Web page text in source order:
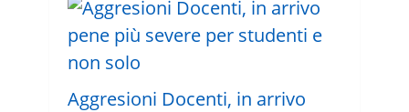
Aggresioni Docenti, in arrivo